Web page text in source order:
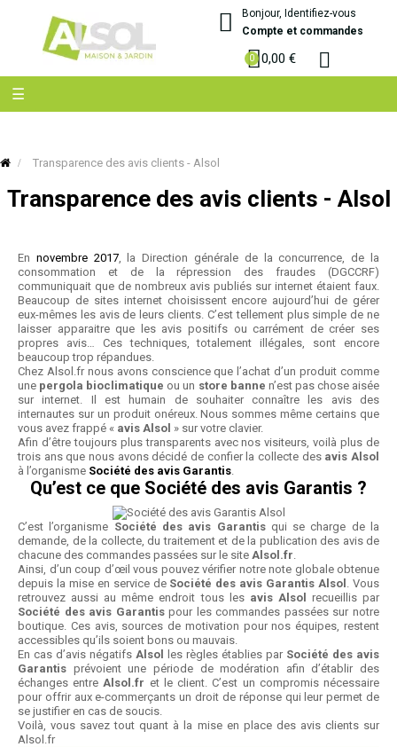
Bonjour, Identifiez-vous
Compte et commandes
0,00 €
Basculer
la
☰
Transparence des avis clients - Alsol
Transparence des avis clients - Alsol
En novembre 2017, la Direction générale de la concurrence, de la
consommation et de la répression des fraudes (DGCCRF)
communiquait que de nombreux avis publiés sur internet étaient faux.
Beaucoup de sites internet choisissent encore aujourd’hui de gérer
eux-mêmes les avis de leurs clients. C’est tellement plus simple de ne
laisser apparaitre que les avis positifs ou carrément de créer ses
propres avis… Ces techniques, totalement illégales, sont encore
beaucoup trop répandues.
Chez Alsol.fr nous avons conscience que l’achat d’un produit comme
une pergola bioclimatique ou un store banne n’est pas chose aisée
sur internet. Il est humain de souhaiter connaître les avis des
internautes sur un produit onéreux. Nous sommes même certains que
vous avez frappé « avis Alsol » sur votre clavier.
Afin d’être toujours plus transparents avec nos visiteurs, voilà plus de
trois ans que nous avons décidé de confier la collecte des avis Alsol
à l’organisme Société des avis Garantis.
Qu’est ce que Société des avis Garantis ?
C’est l’organisme Société des avis Garantisqui se charge de la
demande, de la collecte, du traitement et de la publication des avis de
chacune des commandes passées sur le site Alsol.fr
Ainsi, d’un coup d’œil vous pouvez vérifier notre note globale obtenue
depuis la mise en service de Société des avis Garantis Alsol . Vous
retrouvez aussi au même endroit tous les avis Alsol recueillis par
Société des avis Garantispour les commandes passées sur notre
boutique. Ces avis, sources de motivation pour nos équipes, restent
accessibles qu’ils soient bons ou mauvais.
En cas d’avis négatifs Alsol les règles établies par Société des avis
Garantis prévoient une période de modération afin d’établir des
échanges entre Alsol.fr et le client. C’est un compromis nécessaire
pour offrir aux e-commerçants un droit de réponse qui leur permet de
se justifier en cas de soucis.
Voilà, vous savez tout quant à la mise en place des avis clients sur
Alsol.fr